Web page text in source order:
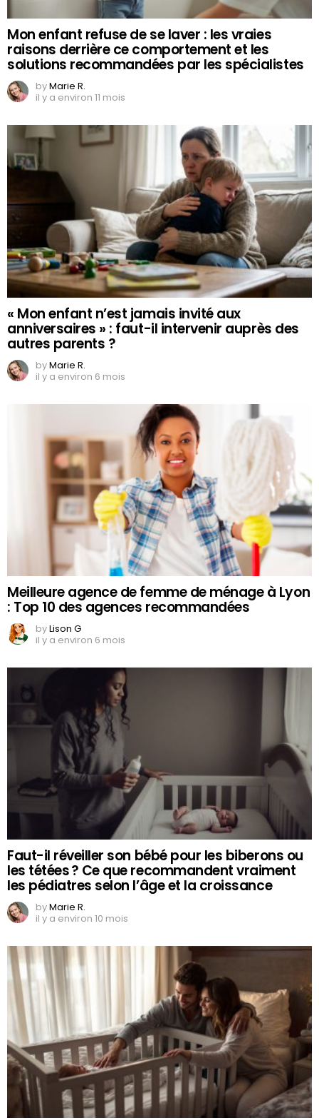
Mon enfant refuse de se laver : les vraies
raisons derrière ce comportement et les
solutions recommandées par les spécialistes
byMarie R.
il y a environ 11 mois
« Mon enfant n’est jamais invité aux
anniversaires » : faut-il intervenir auprès des
autres parents ?
byMarie R.
il y a environ 6 mois
Meilleure agence de femme de ménage à Lyon
: Top 10 des agences recommandées
byLison G
il y a environ 6 mois
Faut-il réveiller son bébé pour les biberons ou
les tétées ? Ce que recommandent vraiment
les pédiatres selon l’âge et la croissance
byMarie R.
il y a environ 10 mois